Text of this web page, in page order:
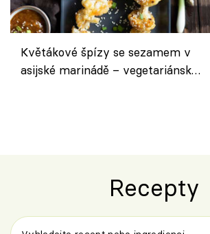
Květákové špízy se sezamem v
asijské marinádě – vegetariánská
Recepty